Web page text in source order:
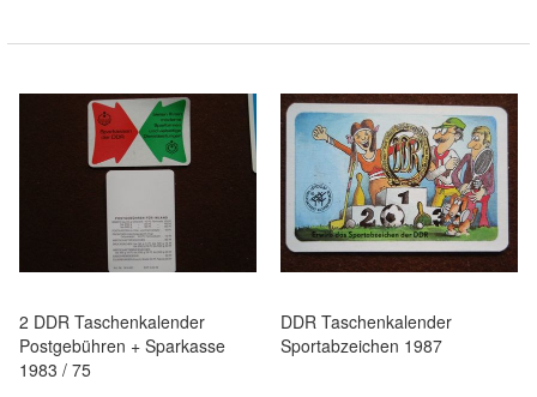
2 DDR Taschenkalender
Postgebühren + Sparkasse
1983 / 75
DDR Taschenkalender
Sportabzeichen 1987